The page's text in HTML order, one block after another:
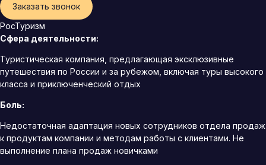
Заказать звонок
РосТуризм
Сфера деятельности:
Туристическая компания, предлагающая эксклюзивные
путешествия по России и за рубежом, включая туры высокого
класса и приключенческий отдых
Боль:
Недостаточная адаптация новых сотрудников отдела продаж
к продуктам компании и методам работы с клиентами. Не
выполнение плана продаж новичками